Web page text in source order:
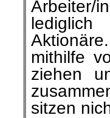
Arbeiter/
mithilfe
ziehen
sitzen